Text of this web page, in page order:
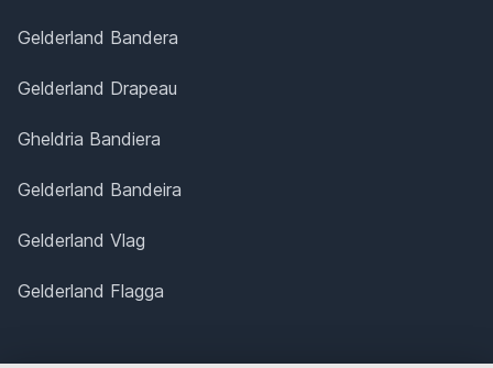
Gelderland Bandera
Gelderland Drapeau
Gheldria Bandiera
Gelderland Bandeira
Gelderland Vlag
Gelderland Flagga